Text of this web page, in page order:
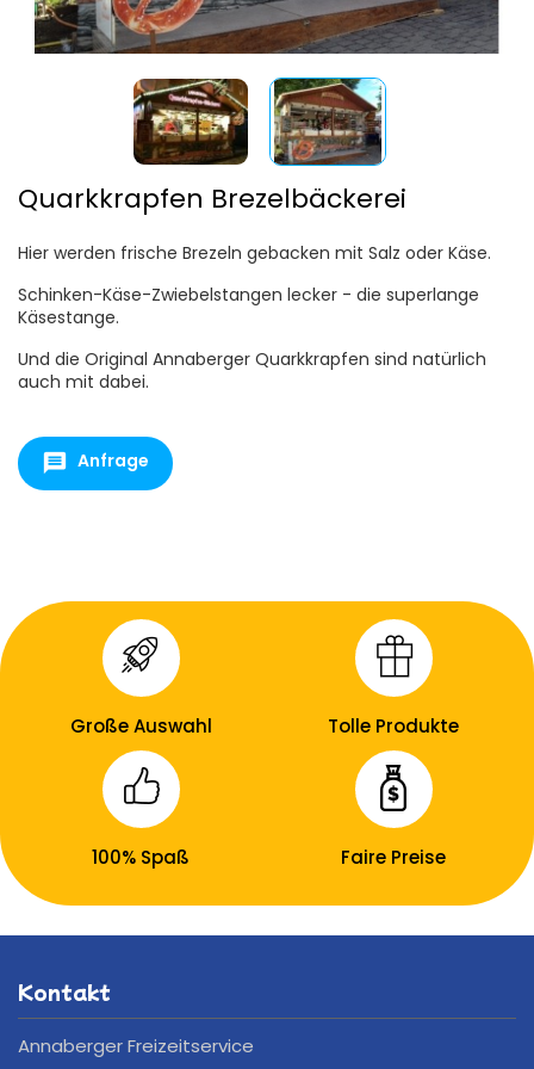
Quarkkrapfen Brezelbäckerei
Hier werden frische Brezeln gebacken mit Salz oder Käse.
Schinken-Käse-Zwiebelstangen lecker - die superlange
Käsestange.
Und die Original Annaberger Quarkkrapfen sind natürlich
auch mit dabei.
message Anfrage
Große Auswahl Tolle Produkte
100% Spaß Faire Preise
Kontakt
Annaberger Freizeitservice